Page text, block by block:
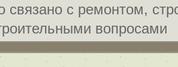
связано с ремонтом,
вопросами